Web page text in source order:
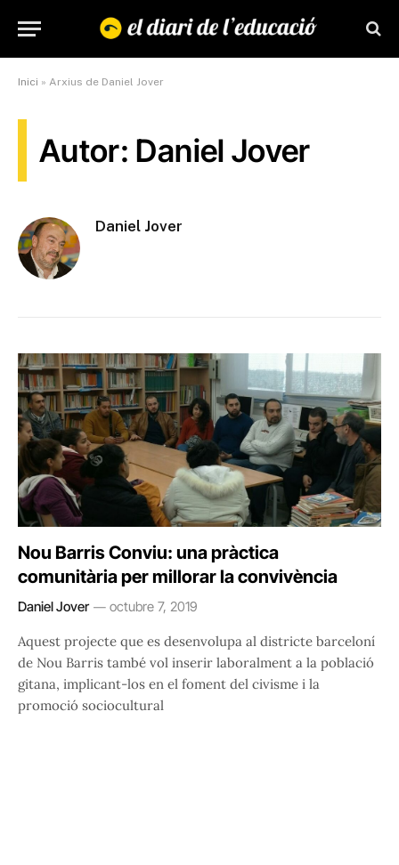
Inici » Arxius de Daniel Jover
Autor: Daniel Jover
Daniel Jover
Nou Barris Conviu: una pràctica
comunitària per millorar la convivència
Daniel Jover octubre 7, 2019
Aquest projecte que es desenvolupa al districte barceloní
de Nou Barris també vol inserir laboralment a la població
gitana, implicant-los en el foment del civisme i la
promoció sociocultural